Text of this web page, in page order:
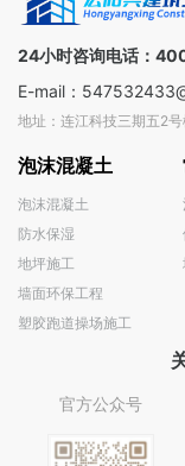
24小时咨询电话：
E-mail：
地址：连江科技三期五2号
泡沫混凝土
泡沫混凝土
防水保湿
地坪施工
墙面环保工程
塑胶跑道操场施工
官方公众号